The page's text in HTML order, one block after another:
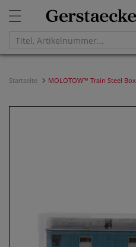
Startseite MOLOTOW™ Train Steel Box